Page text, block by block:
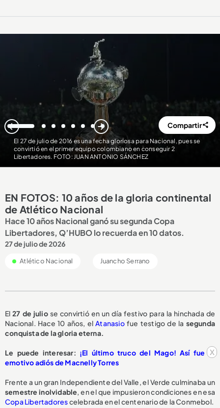
x
El 27 de julio de 2016 es una fecha gloriosa para Nacional, pues se
convirtió en el primer equipo colombiano en conseguir 2
Libertadores. FOTO: JUAN ANTONIO SÁNCHEZ
1 2 3 4 5 6 7 8 Compartir
EN FOTOS: 10 años de la gloria continental
de Atlético Nacional
Hace 10 años Nacional ganó su segunda Copa
Libertadores, Q’HUBO lo recuerda en 10 datos.
27 de julio de 2026
Atlético Nacional Juancho Serrano
El27 de juliose convirtió en un día festivo para la hinchada de
Nacional. Hace 10 años, elAtanasiofue testigo de la segunda
conquista de la gloria eterna.
Le puede interesar: ¡El último truco del Mago! Así fue el
emotivo adiós de Macnelly Torres
Frente a un gran Independiente del Valle, el Verde culminaba un
semestre inolvidable, en el que impusieron condiciones en esa
Copa Libertadorescelebrada en el centenario de la Conmebol.